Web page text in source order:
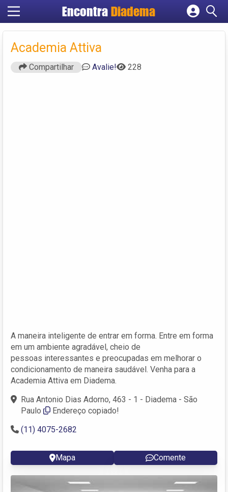
EncontraDiadema
Cadastrar empresa
Academia Attiva
Compartilhar Avalie! 228
A maneira inteligente de entrar em forma. Entre em forma
em um ambiente agradável, cheio de
pessoas interessantes e preocupadas em melhorar o
condicionamento de maneira saudável. Venha para a
Academia Attiva em Diadema.
Rua Antonio Dias Adorno, 463 - 1 - Diadema - São
Paulo
Endereço copiado!
(11) 4075-2682
Mapa Comente